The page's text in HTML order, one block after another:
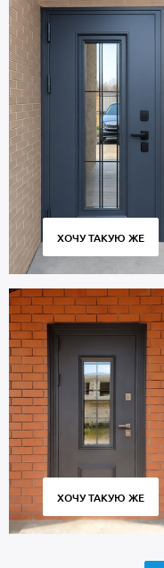
ХОЧУ ТАКУЮ ЖЕ
ХОЧУ ТАКУЮ ЖЕ